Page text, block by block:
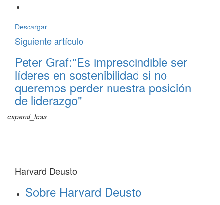
Descargar
Siguiente artículo
Peter Graf:"Es imprescindible ser
líderes en sostenibilidad si no
queremos perder nuestra posición
de liderazgo"
expand_less
Harvard Deusto
Sobre Harvard Deusto